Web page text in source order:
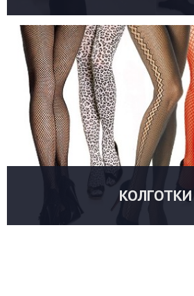
УТОЧНИТЬ ЦЕНУ
КОЛГОТКИ